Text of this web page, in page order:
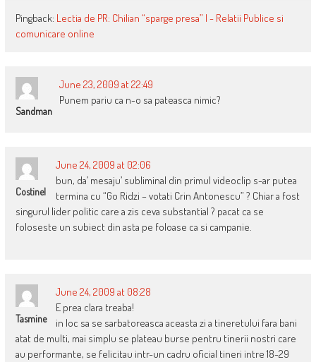
Pingback: Lectia de PR: Chilian “sparge presa” | - Relatii Publice si
comunicare online
Sandman
June 23, 2009 at 22:49
Punem pariu ca n-o sa pateasca nimic?
Costinel
June 24, 2009 at 02:06
bun, da’ mesaju’ subliminal din primul videoclip s-ar putea
termina cu “Go Ridzi – votati Crin Antonescu” ? Chiar a fost
singurul lider politic care a zis ceva substantial ? pacat ca se
foloseste un subiect din asta pe foloase ca si campanie.
Tasmine
June 24, 2009 at 08:28
E prea clara treaba!
in loc sa se sarbatoreasca aceasta zi a tineretului fara bani
atat de multi, mai simplu se plateau burse pentru tinerii nostri care
au performante, se felicitau intr-un cadru oficial tineri intre 18-29